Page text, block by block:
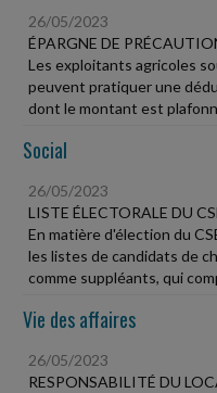
26/05/2023
ÉPARGNE DE
Les exploitants agricoles
peuvent pratiquer une
dont le montant est
Social
26/05/2023
LISTE ÉLECTORALE DU
En matière d'élection du
les listes de candidats de
comme suppléants, qui
Vie des affaires
26/05/2023
RESPONSABILITÉ DU